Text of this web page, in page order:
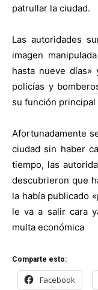
patrullar la ciudad.
Las autoridades
imagen
hasta nueve
policías y
su función
Afortunadamente
ciudad sin haber
tiempo, las
descubrieron que
la había publicado
le va a salir cara
multa económica
Comparte esto:
Facebook